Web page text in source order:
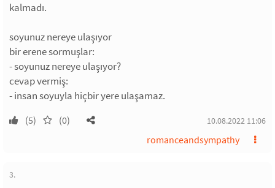
kalmadı.
soyunuz nereye ulaşıyor
bir erene sormuşlar:
- soyunuz nereye ulaşıyor?
cevap vermiş:
- insan soyuyla hiçbir yere ulaşamaz.
(5) (0) 10.08.2022 11:06
romanceandsympathy
3.